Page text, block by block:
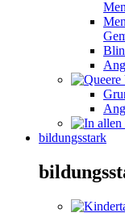
bildungsstark